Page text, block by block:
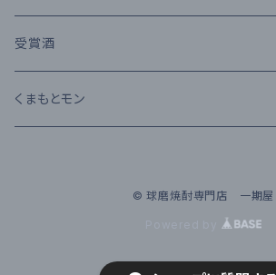
豊永酒造
鳥飼酒造
アルコール度数 20%未満
アルコール度数 25%前後
カクテル
ワイン
お酒のおつまみ
受賞酒
Kura Master 2023
くまもとモン
© 球磨焼酎専門店 一期屋